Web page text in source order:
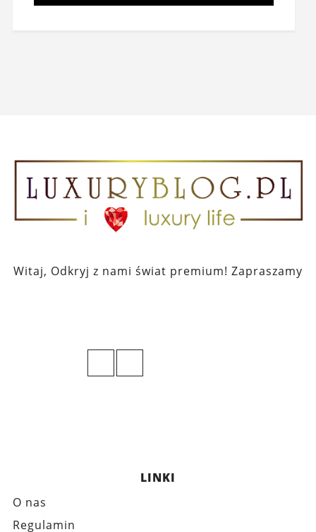
Witaj, Odkryj z nami świat premium! Zapraszamy
LINKI
O nas
Regulamin